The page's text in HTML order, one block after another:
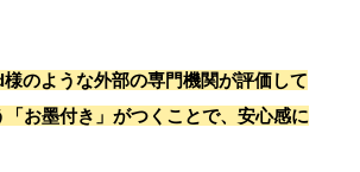
のような外部の専門機関が評価して
「お墨付き」がつくことで、安心感に